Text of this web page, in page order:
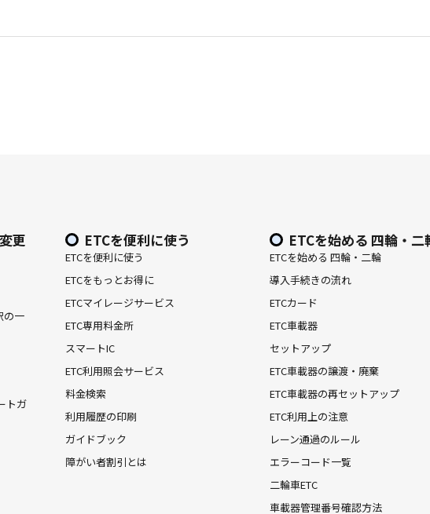
更
の一
トガ
ETCを便利に使う
ETCを便利に使う
ETCをもっとお得に
ETCマイレージサービス
ETC専用料金所
スマートIC
ETC利用照会サービス
料金検索
利用履歴の印刷
ガイドブック
障がい者割引とは
ETCを始める 四輪・二
ETCを始める 四輪・二輪
導入手続きの流れ
ETCカード
ETC車載器
セットアップ
ETC車載器の譲渡・廃棄
ETC車載器の再セットアップ
ETC利用上の注意
レーン通過のルール
エラーコード一覧
二輪車ETC
車載器管理番号確認方法